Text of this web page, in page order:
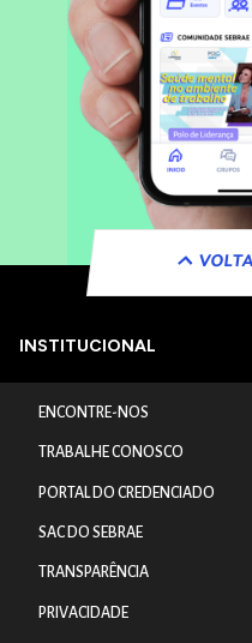
INSTITUCIONAL
ENCONTRE-NOS
TRABALHE CONOSCO
PORTAL DO CREDENCIADO
SAC DO SEBRAE
TRANSPARÊNCIA
PRIVACIDADE